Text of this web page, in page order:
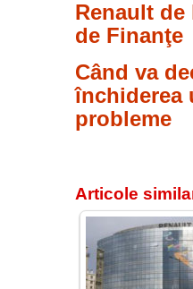
Renault
de Finanţe
Când va
închiderea
probleme
Articole